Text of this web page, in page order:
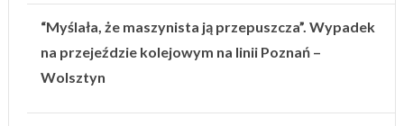
“Myślała, że maszynista ją przepuszcza”. Wypadek
na przejeździe kolejowym na linii Poznań –
Wolsztyn